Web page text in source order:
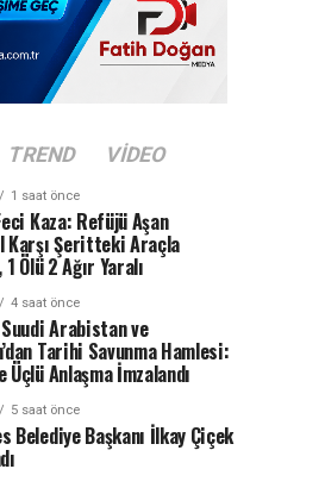
TREND VIDEO
1 saat önce
Kaza: Refüjü Aşan
Karşı Şeritteki Araçla
1 Ölü 2 Ağır Yaralı
4 saat önce
Arabistan ve
Tarihi Savunma Hamlesi:
Üçlü Anlaşma İmzalandı
5 saat önce
Belediye Başkanı İlkay Çiçek